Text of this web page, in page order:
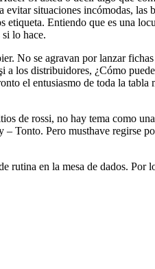
evitar situaciones incómodas, las
etiqueta. Entiendo que es una
lo hace.
No se agravan por lanzar
los distribuidores, ¿Cómo
el entusiasmo de toda la tabla
de rossi, no hay tema como
Tonto. Pero musthave regirse
rutina en la mesa de dados. Por